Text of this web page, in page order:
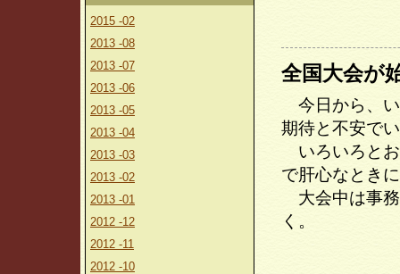
2015 -02
2013 -08
2013 -07
2013 -06
2013 -05
2013 -04
2013 -03
2013 -02
2013 -01
2012 -12
2012 -11
2012 -10
全国大会が
今日から、い
期待と不安で
いろいろとお
で肝心なとき
大会中は事務
く。